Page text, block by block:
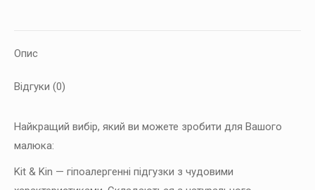
8
Мишка/
кількість
Опис
Відгуки (0)
Найкращий вибір, який ви можете зробити для Вашого
малюка:
Kit & Kin — гіпоалергенні підгузки з чудовими